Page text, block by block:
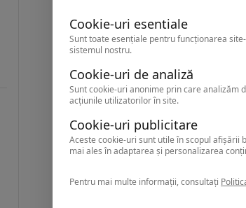
Cookie-uri esentiale
Sunt toate esențiale pentru funcționarea
sistemul nostru.
Cookie-uri de analiză
Sunt cookie-uri anonime prin care analizăm
acțiunile utilizatorilor în site.
Cookie-uri publicitare
Aceste cookie-uri sunt utile în scopul
mai ales în adaptarea și personalizarea
Pentru mai multe informații, consultați